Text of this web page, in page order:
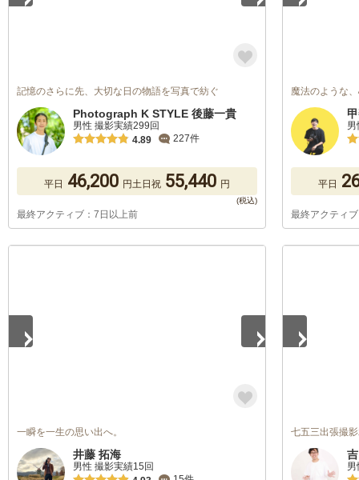
記憶のさらに先、大切な日の物語を写真で紡ぐ
Photograph K STYLE 後藤一貴
男性 撮影実績299回
4.89
227件
平日 46,200 円土日祝 55,440 円
最終アクティブ：7日以上前
魔法のような
平日
最終アクティ
一瞬を一生の思い出へ。
井藤 拓海
男性 撮影実績15回
七五三出張撮